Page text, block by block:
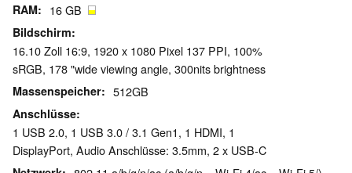
RAM 16 GB
Bildschirm
16.10 Zoll 16:9, 1920 x 1080 Pixel 137 PPI, 100%
sRGB, 178 "wide viewing angle, 300nits brightness
Massenspeicher 512GB
Anschlüsse
1 USB 2.0, 1 USB 3.0 / 3.1 Gen1, 1 HDMI, 1
DisplayPort, Audio Anschlüsse: 3.5mm, 2 x USB-C